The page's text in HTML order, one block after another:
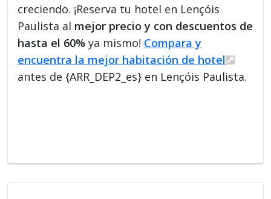
creciendo. ¡Reserva tu hotel en Lençóis
Paulista al mejor precio y con descuentos de
hasta el 60% ya mismo! Compara y
encuentra la mejor habitación de hotel
antes de {ARR_DEP2_es} en Lençóis Paulista.